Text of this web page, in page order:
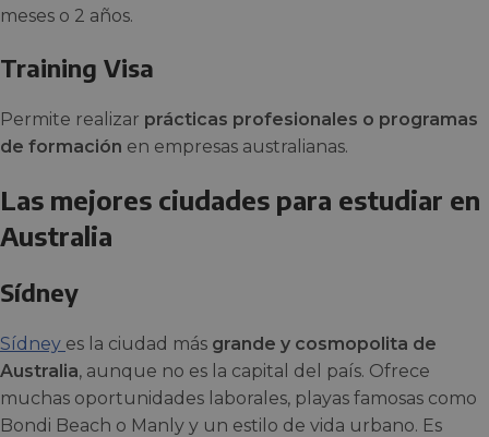
meses o 2 años.
Training Visa
Permite realizar prácticas profesionales o programas
de formación en empresas australianas.
Las mejores ciudades para estudiar en
Australia
Sídney
Sídney es la ciudad más grande y cosmopolita de
Australia, aunque no es la capital del país. Ofrece
muchas oportunidades laborales, playas famosas como
Bondi Beach o Manly y un estilo de vida urbano. Es